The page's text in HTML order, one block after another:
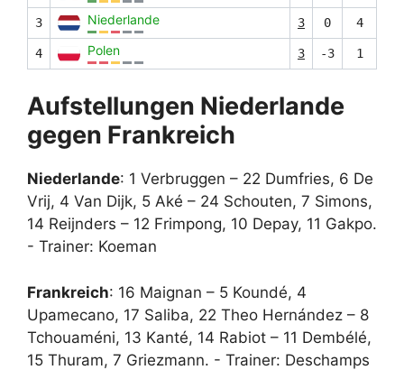
3 Niederlande 3 0 4
4 Polen 3 -3 1
Aufstellungen Niederlande
gegen Frankreich
Niederlande: 1 Verbruggen – 22 Dumfries, 6 De
Vrij, 4 Van Dijk, 5 Aké – 24 Schouten, 7 Simons,
14 Reijnders – 12 Frimpong, 10 Depay, 11 Gakpo.
- Trainer: Koeman
Frankreich: 16 Maignan – 5 Koundé, 4
Upamecano, 17 Saliba, 22 Theo Hernández – 8
Tchouaméni, 13 Kanté, 14 Rabiot – 11 Dembélé,
15 Thuram, 7 Griezmann. - Trainer: Deschamps